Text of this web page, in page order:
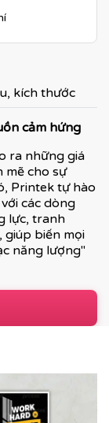
kích thước
cảm hứng
ra những giá
mẽ cho sự
Printek tự hào
các dòng
lực, tranh
giúp biến mọi
năng lượng"